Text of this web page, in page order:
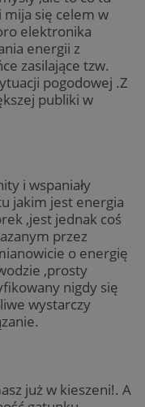
mija się celem w
elektronika
energii z
zasilające tzw.
pogodowej .Z
publiki w
i wspaniały
jakim jest energia
,jest jednak coś
przez
o energię
,prosty
nigdy się
wystarczy
już w kieszeni!. A